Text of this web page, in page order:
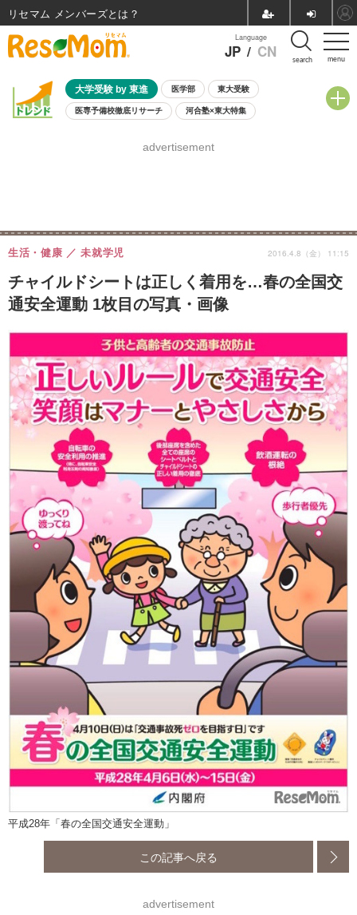
menu
Language
JP / CN search
大学受験 by 東進 医学部 東大受験
医専予備校徹底リサーチ 河合塾×東大特集
8月開催学校説明会・相談会
advertisement
チャイルドシートは正しく着用を…春の全国交
通安全運動 1枚目の写真・画像
生活・健康 未就学児 2016.4.8（金） 11:15
平成28年「春の全国交通安全運動」
この記事へ戻る
advertisement
リセマム メンバーズ